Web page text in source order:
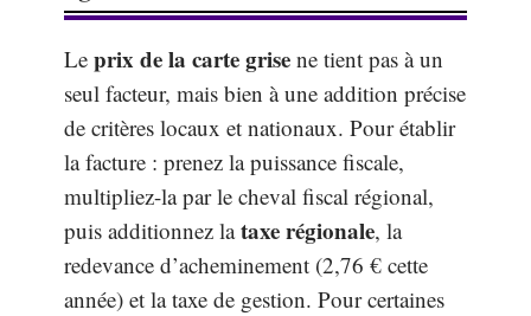
Le prix de la carte grise ne tient pas à un
seul facteur, mais bien à une addition précise
de critères locaux et nationaux. Pour établir
la facture : prenez la puissance fiscale,
multipliez-la par le cheval fiscal régional,
puis additionnez lataxe régionale, la
redevance d’acheminement (2,76 € cette
année) et la taxe de gestion. Pour certaines